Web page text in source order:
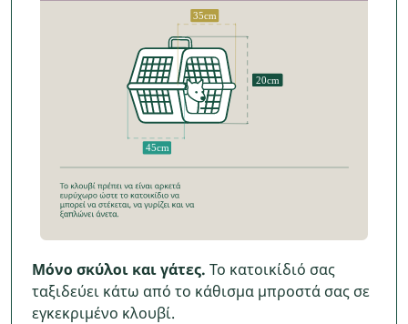
Μόνο σκύλοι και γάτες. Το κατοικίδιό σας
ταξιδεύει κάτω από το κάθισμα μπροστά σας σε
εγκεκριμένο κλουβί.